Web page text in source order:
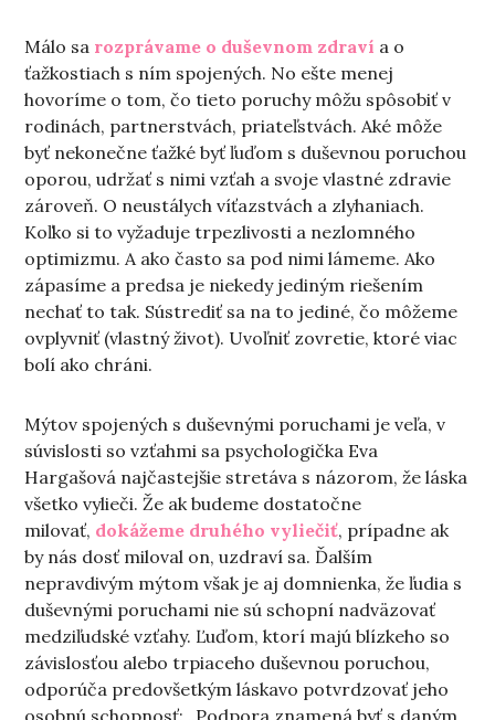
Málo sa rozprávame o duševnom zdraví a o
ťažkostiach s ním spojených. No ešte menej
hovoríme o tom, čo tieto poruchy môžu spôsobiť v
rodinách, partnerstvách, priateľstvách. Aké môže
byť nekonečne ťažké byť ľuďom s duševnou poruchou
oporou, udržať s nimi vzťah a svoje vlastné zdravie
zároveň. O neustálych víťazstvách a zlyhaniach.
Koľko si to vyžaduje trpezlivosti a nezlomného
optimizmu. A ako často sa pod nimi lámeme. Ako
zápasíme a predsa je niekedy jediným riešením
nechať to tak. Sústrediť sa na to jediné, čo môžeme
ovplyvniť (vlastný život). Uvoľniť zovretie, ktoré viac
bolí ako chráni.
Mýtov spojených s duševnými poruchami je veľa, v
súvislosti so vzťahmi sa psychologička Eva
Hargašová najčastejšie stretáva s názorom, že láska
všetko vylieči. Že ak budeme dostatočne
milovať, dokážeme druhého vyliečiť, prípadne ak
by nás dosť miloval on, uzdraví sa. Ďalším
nepravdivým mýtom však je aj domnienka, že ľudia s
duševnými poruchami nie sú schopní nadväzovať
medziľudské vzťahy. Ľuďom, ktorí majú blízkeho so
závislosťou alebo trpiaceho duševnou poruchou,
odporúča predovšetkým láskavo potvrdzovať jeho